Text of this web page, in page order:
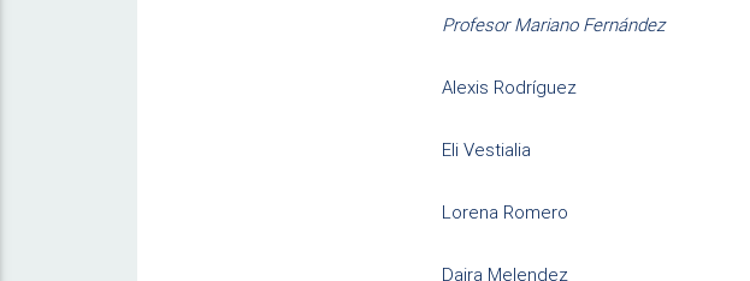
Profesor Mariano Fernández
Alexis Rodríguez
Eli Vestialia
Lorena Romero
Daira Melendez